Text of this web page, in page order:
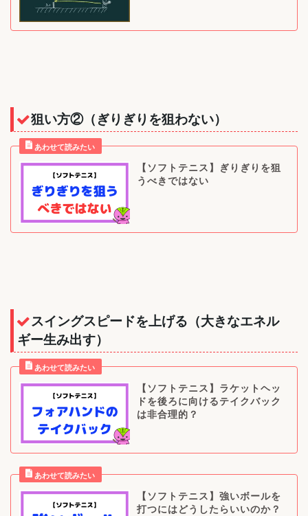
狙い方②（ぎりぎりを狙わない）
【ソフトテニス】ぎりぎりを狙
うべきではない
スイングスピードを上げる（大きなエネル
ギー生み出す）
【ソフトテニス】ラケットヘッ
ドを後ろに向けるテイクバック
は非合理的？
【ソフトテニス】強いボールを
打つにはどうしたらいいのか？